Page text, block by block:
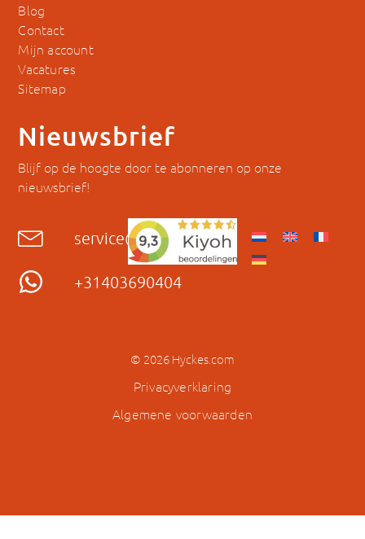
Blog
Contact
Mijn account
Vacatures
Sitemap
Nieuwsbrief
Blijf op de hoogte door te abonneren op onze
nieuwsbrief!
service@hyckes.com
+31403690404
© 2026 Hyckes.com
Privacyverklaring
Algemene voorwaarden